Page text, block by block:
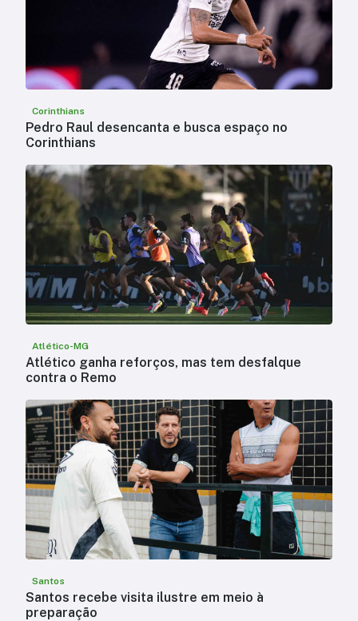
Corinthians
Pedro Raul desencanta e busca espaço no
Corinthians
Atlético-MG
Atlético ganha reforços, mas tem desfalque
contra o Remo
Santos
Santos recebe visita ilustre em meio à
preparação